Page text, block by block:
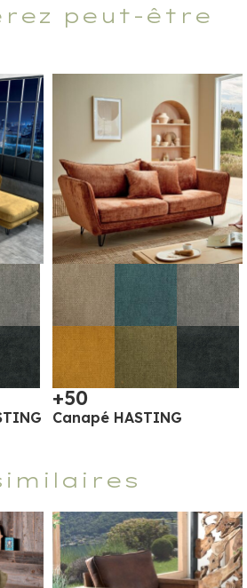
peut-être
+50
Canapé HASTING